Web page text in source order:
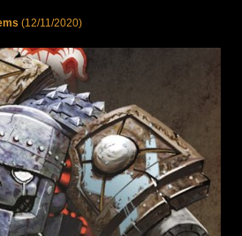
(12/11/2020)